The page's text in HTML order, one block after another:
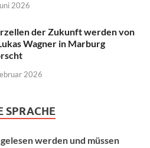
2026
der Zukunft werden von
Wagner in Marburg
2026
SPRACHE
werden und müssen